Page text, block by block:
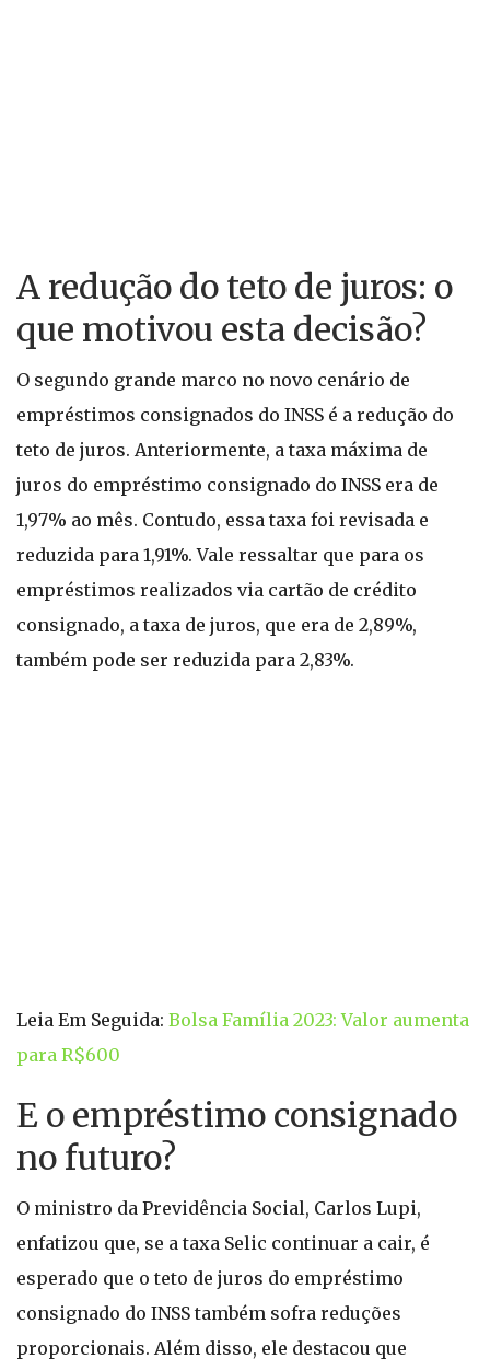
A redução do teto de juros: o
que motivou esta decisão?
O segundo grande marco no novo cenário de
empréstimos consignados do INSS é a redução do
teto de juros. Anteriormente, a taxa máxima de
juros do empréstimo consignado do INSS era de
1,97% ao mês. Contudo, essa taxa foi revisada e
reduzida para 1,91%. Vale ressaltar que para os
empréstimos realizados via cartão de crédito
consignado, a taxa de juros, que era de 2,89%,
também pode ser reduzida para 2,83%.
Leia Em Seguida: Bolsa Família 2023: Valor aumenta
para R$600
E o empréstimo consignado
no futuro?
O ministro da Previdência Social, Carlos Lupi,
enfatizou que, se a taxa Selic continuar a cair, é
esperado que o teto de juros do empréstimo
consignado do INSS também sofra reduções
proporcionais. Além disso, ele destacou que